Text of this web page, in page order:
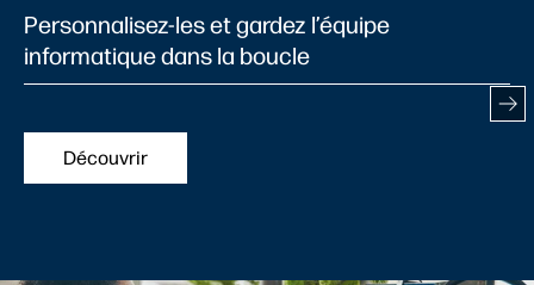
Personnalisez-les et gardez l’équipe
informatique dans la boucle
Découvrir